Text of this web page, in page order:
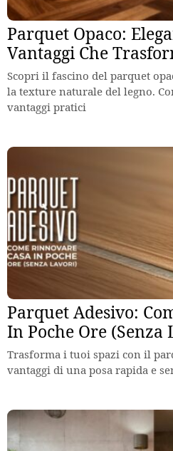
Parquet Opaco:
Vantaggi Che
Scopri il fascino del parquet
la texture naturale del legno.
vantaggi pratici
Parquet Adesivo:
In Poche Ore (Senza
Trasforma i tuoi spazi con il
vantaggi di una posa rapida e